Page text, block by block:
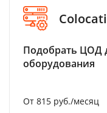
Подобрать ЦОД
оборудования
От 815 руб./месяц